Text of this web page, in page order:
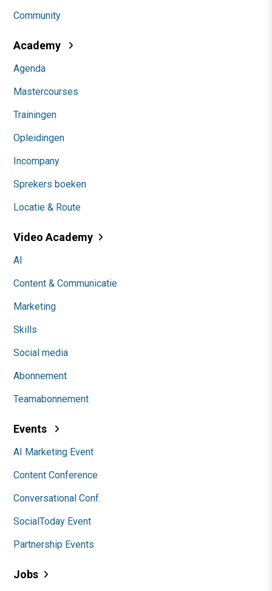
Community
Academy
Agenda
Mastercourses
Trainingen
Opleidingen
Incompany
Sprekers boeken
Locatie & Route
Video Academy
AI
Content & Communicatie
Marketing
Skills
Social media
Abonnement
Teamabonnement
Events
AI Marketing Event
Content Conference
Conversational Conf.
SocialToday Event
Partnership Events
Jobs